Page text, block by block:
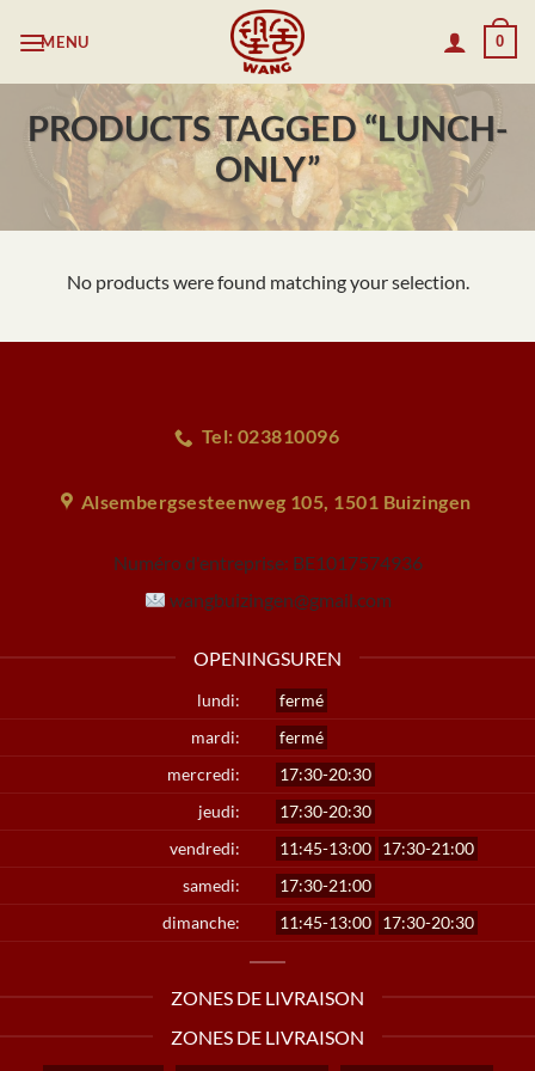
MENU 0
PRODUCTS TAGGED “LUNCH-
ONLY”
No products were found matching your selection.
Tel: 023810096
Alsembergsesteenweg 105, 1501 Buizingen
Numéro d'entreprise: BE1017574936
wangbuizingen@gmail.com
OPENINGSUREN
lundi:
fermé
mardi:
fermé
mercredi:
17:30-20:30
jeudi:
17:30-20:30
vendredi:
11:45-13:00 17:30-21:00
samedi:
17:30-21:00
dimanche:
11:45-13:00 17:30-20:30
ZONES DE LIVRAISON
ZONES DE LIVRAISON